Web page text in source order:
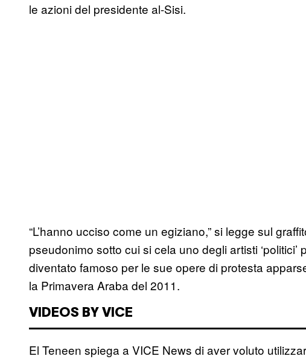
le azioni del presidente al-Sisi.
“L’hanno ucciso come un egiziano,” si legge sul
pseudonimo sotto cui si cela uno degli artisti
diventato famoso per le sue opere di protesta
la Primavera Araba del 2011.
VIDEOS BY VICE
El Teneen spiega a VICE News di aver voluto